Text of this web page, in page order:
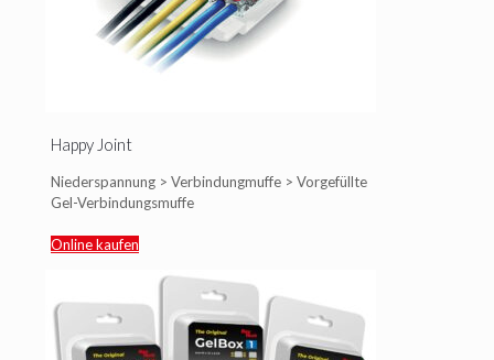
Happy Joint
Niederspannung > Verbindungmuffe > Vorgefüllte
Gel-Verbindungsmuffe
Online kaufen